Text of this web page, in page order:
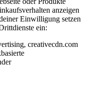
anzeigen
Einwilligung setzen
ein:
creativecdn.com